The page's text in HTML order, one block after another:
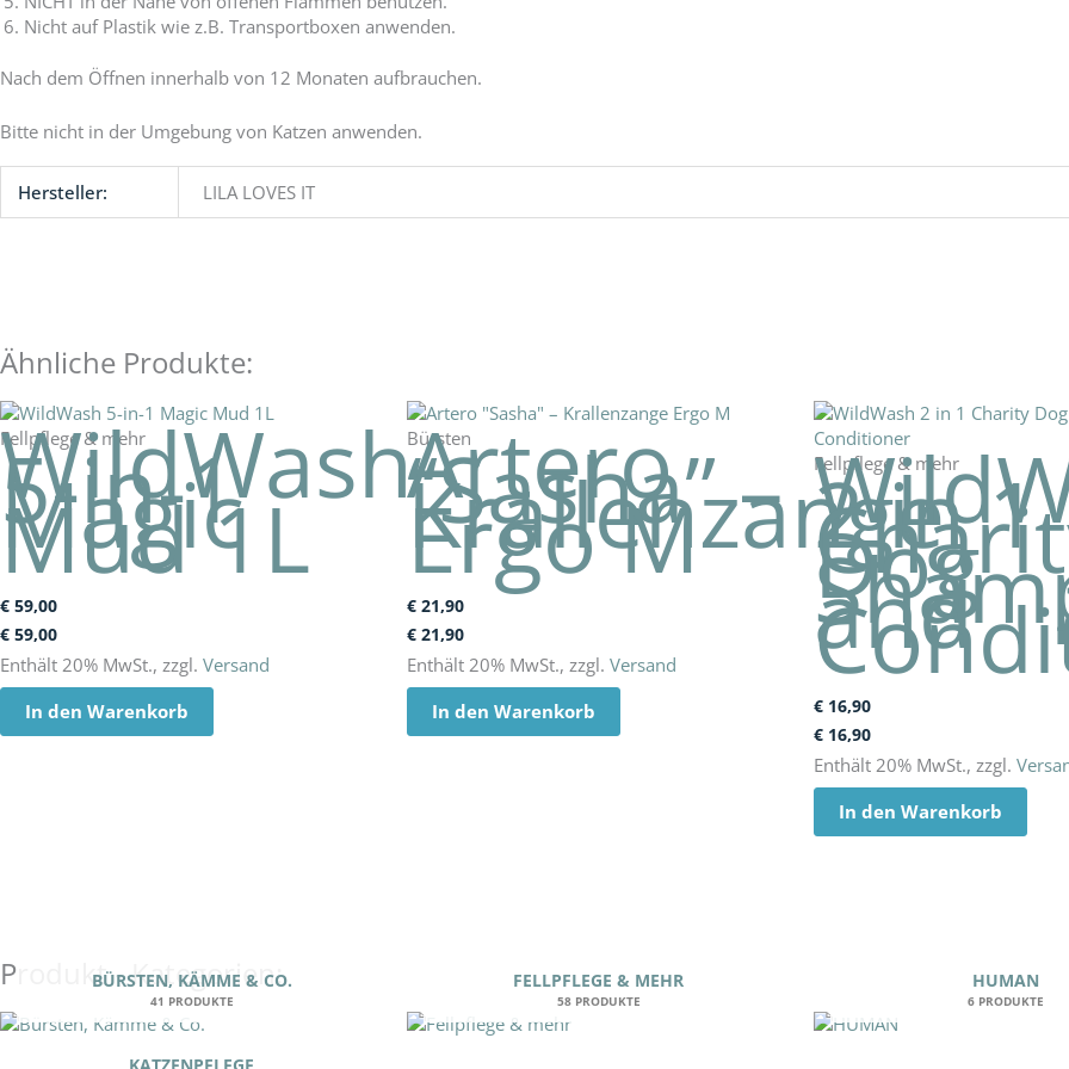
Nicht auf Plastik wie z.B. Transportboxen anwenden.
Nach dem Öffnen innerhalb von 12 Monaten aufbrauchen.
Bitte nicht in der Umgebung von Katzen anwenden.
Hersteller: LILA LOVES IT
Ähnliche Produkte:
Fellpflege & mehr
WildWash
5-in-1
Magic
Mud 1L
€ 59,00
€ 59,00
Enthält 20% MwSt., zzgl. Versand
In den Warenkorb
Bürsten
Artero
“Sasha” –
Krallenzange
Ergo M
€ 21,90
€ 21,90
Enthält 20% MwSt., zzgl. Versand
In den Warenkorb
Fellpflege & mehr
2 in 1
Dog
and
€ 16,90
€ 16,90
Enthält 20% MwSt., zzgl.
In den Warenkorb
Produkt - Kategorien:
BÜRSTEN, KÄMME & CO.
41 PRODUKTE
FELLPFLEGE & MEHR
58 PRODUKTE
HUMAN
6 PRODUKTE